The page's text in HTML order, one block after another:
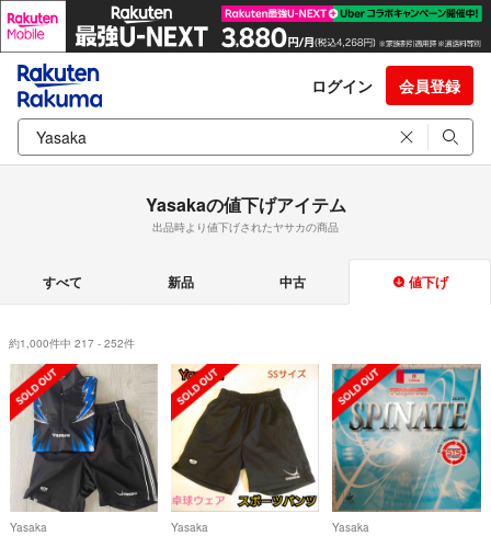
ログイン 会員登録
Yasakaの値下げアイテム
出品時より値下げされたヤサカの商品
すべて 新品 中古 値下げ
約1,000件中 217 - 252件
Yasaka Yasaka Yasaka